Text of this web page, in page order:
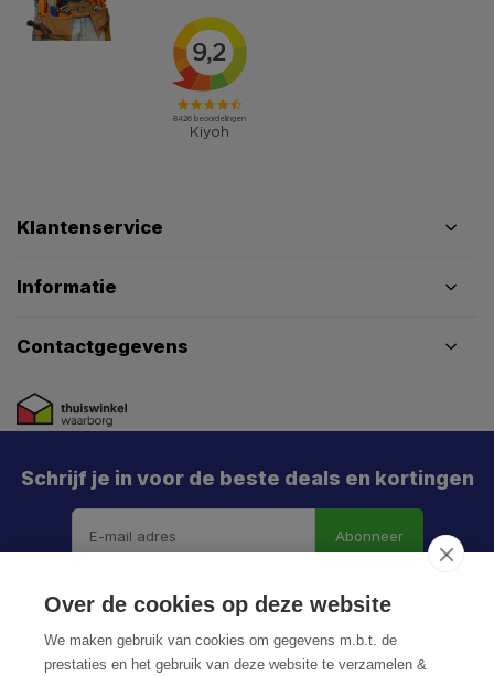
Klantenservice
Informatie
Contactgegevens
Schrijf je in voor de beste deals en kortingen
Abonneer
Meld je aan en mis geen enkele actie, aanbieding
of nieuwe deal meer. Én je krijgt direct €5 korting!
Over de cookies op deze website
We maken gebruik van cookies om gegevens m.b.t. de
prestaties en het gebruik van deze website te verzamelen &